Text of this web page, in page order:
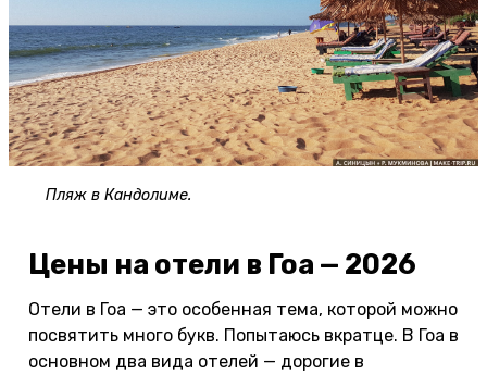
Пляж в Кандолиме.
Цены на отели в Гоа — 2026
Отели в Гоа — это особенная тема, которой можно
посвятить много букв. Попытаюсь вкратце. В Гоа в
основном два вида отелей — дорогие в